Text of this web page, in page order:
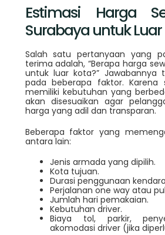
Estimasi Harga
Surabaya untuk Luar
Salah satu pertanyaan yang
terima adalah, “Berapa harga
untuk luar kota?” Jawabannya
pada beberapa faktor. Karena
memiliki kebutuhan yang
akan disesuaikan agar
harga yang adil dan transparan.
Beberapa faktor yang
antara lain:
Jenis armada yang dipilih.
Kota tujuan.
Durasi penggunaan
Perjalanan one way atau
Jumlah hari pemakaian.
Kebutuhan driver.
Biaya tol, parkir,
akomodasi driver (jika